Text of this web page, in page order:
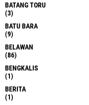
BATANG TORU
(3)
BATU BARA
(9)
BELAWAN
(86)
BENGKALIS
(1)
BERITA
(1)